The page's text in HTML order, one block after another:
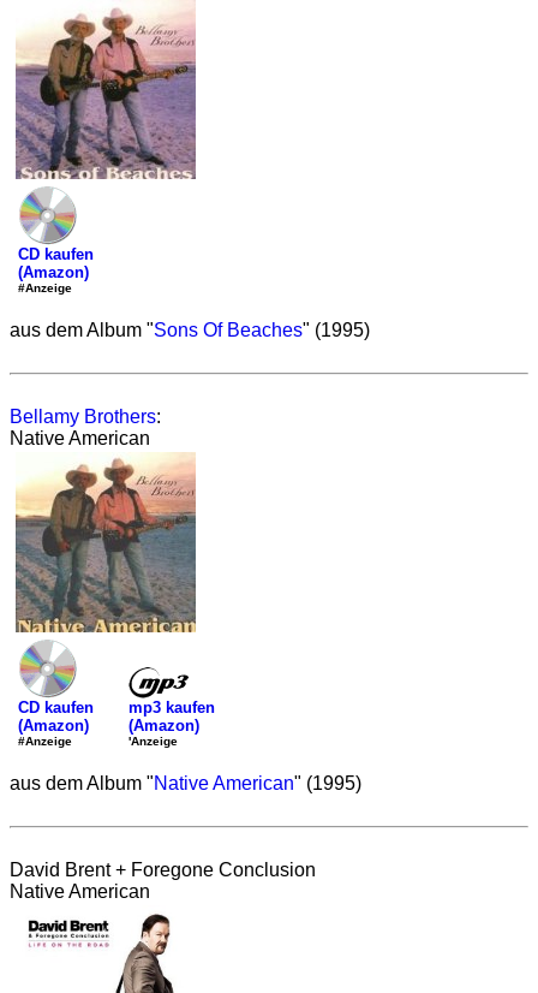
CD kaufen
(Amazon)
#Anzeige
aus dem Album "Sons Of Beaches" (1995)
Bellamy Brothers:
Native American
CD kaufen
(Amazon)
#Anzeige
mp3 kaufen
(Amazon)
'Anzeige
aus dem Album "Native American" (1995)
David Brent + Foregone Conclusion
Native American